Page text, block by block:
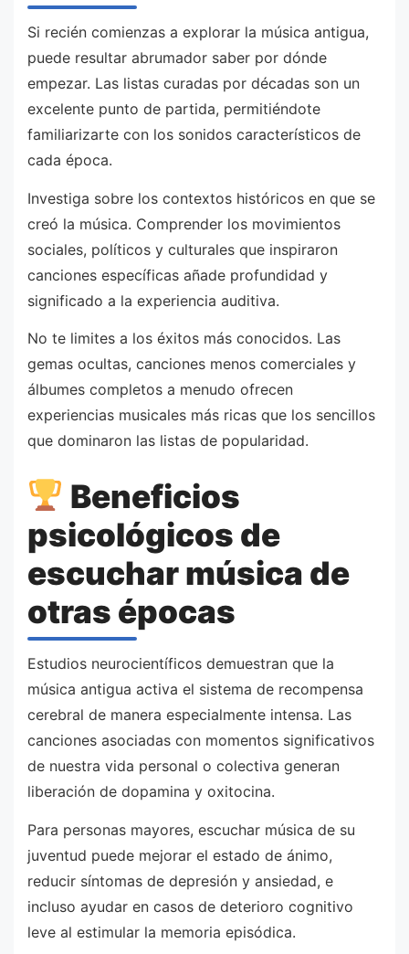
Si recién comienzas a explorar la música antigua,
puede resultar abrumador saber por dónde
empezar. Las listas curadas por décadas son un
excelente punto de partida, permitiéndote
familiarizarte con los sonidos característicos de
cada época.
Investiga sobre los contextos históricos en que se
creó la música. Comprender los movimientos
sociales, políticos y culturales que inspiraron
canciones específicas añade profundidad y
significado a la experiencia auditiva.
No te limites a los éxitos más conocidos. Las
gemas ocultas, canciones menos comerciales y
álbumes completos a menudo ofrecen
experiencias musicales más ricas que los sencillos
que dominaron las listas de popularidad.
Beneficios
psicológicos de
escuchar música de
otras épocas
Estudios neurocientíficos demuestran que la
música antigua activa el sistema de recompensa
cerebral de manera especialmente intensa. Las
canciones asociadas con momentos significativos
de nuestra vida personal o colectiva generan
liberación de dopamina y oxitocina.
Para personas mayores, escuchar música de su
juventud puede mejorar el estado de ánimo,
reducir síntomas de depresión y ansiedad, e
incluso ayudar en casos de deterioro cognitivo
leve al estimular la memoria episódica.